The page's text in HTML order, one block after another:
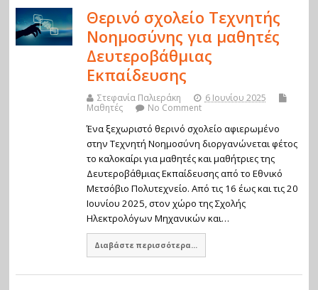
Θερινό σχολείο Τεχνητής
Νοημοσύνης για μαθητές
Δευτεροβάθμιας
Εκπαίδευσης
Στεφανία Παλιεράκη
6 Ιουνίου 2025
Μαθητές
No Comment
Ένα ξεχωριστό θερινό σχολείο αφιερωμένο
στην Τεχνητή Νοημοσύνη διοργανώνεται φέτος
το καλοκαίρι για μαθητές και μαθήτριες της
Δευτεροβάθμιας Εκπαίδευσης από το Εθνικό
Μετσόβιο Πολυτεχνείο. Από τις 16 έως και τις 20
Ιουνίου 2025, στον χώρο της Σχολής
Ηλεκτρολόγων Μηχανικών και…
Διαβάστε περισσότερα...